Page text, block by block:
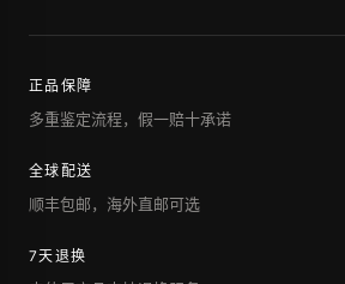
正品保障
多重鉴定流程，假一赔十承诺
全球配送
顺丰包邮，海外直邮可选
7天退换